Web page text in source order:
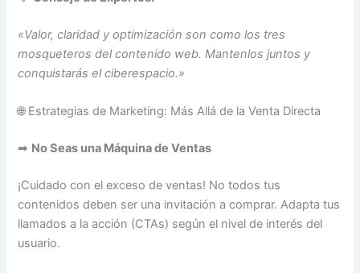
«Valor, claridad y optimización son como los tres
mosqueteros del contenido web. Mantenlos juntos y
conquistarás el ciberespacio.»
🌐 Estrategias de Marketing: Más Allá de la Venta Directa
➡ No Seas una Máquina de Ventas
¡Cuidado con el exceso de ventas! No todos tus
contenidos deben ser una invitación a comprar. Adapta tus
llamados a la acción (CTAs) según el nivel de interés del
usuario.